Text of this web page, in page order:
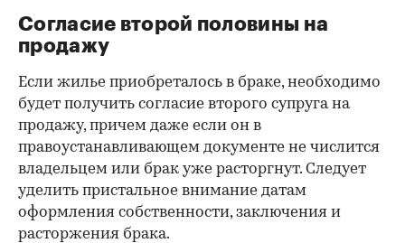
Согласие второй половины на
продажу
Если жилье приобреталось в браке, необходимо
будет получить согласие второго супруга на
продажу, причем даже если он в
правоустанавливающем документе не числится
владельцем или брак уже расторгнут. Следует
уделить пристальное внимание датам
оформления собственности, заключения и
расторжения брака.